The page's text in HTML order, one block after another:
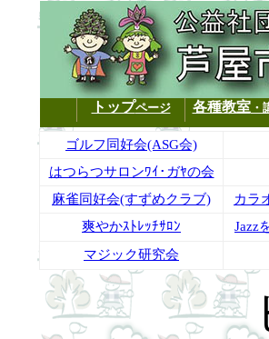
トップページ 各種教室・
ゴルフ同好会(ASG会)
はつらつサロンﾜｲ･ガﾔの会
麻雀同好会(すずめクラブ)
カラ
爽やかｽﾄﾚｯﾁｻﾛﾝ
Jazz
マジック研究会